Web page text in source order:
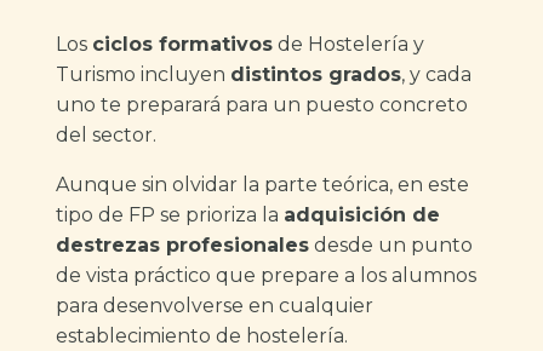
Los ciclos formativos de Hostelería y
Turismo incluyen distintos grados, y cada
uno te preparará para un puesto concreto
del sector.
Aunque sin olvidar la parte teórica, en este
tipo de FP se prioriza la adquisición de
destrezas profesionales desde un punto
de vista práctico que prepare a los alumnos
para desenvolverse en cualquier
establecimiento de hostelería.